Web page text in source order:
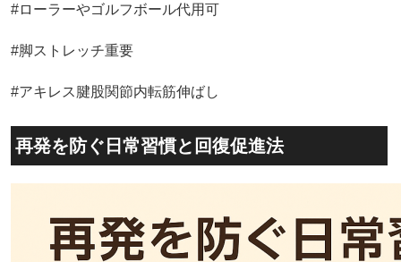
#ローラーやゴルフボール代用可
#脚ストレッチ重要
#アキレス腱股関節内転筋伸ばし
再発を防ぐ日常習慣と回復促進法